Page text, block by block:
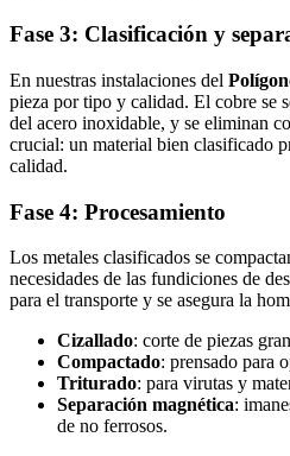
Fase 3: Clasificación y
En nuestras instalaciones del
pieza por tipo y calidad. El cobre se
del acero inoxidable, y se eliminan
crucial: un material bien clasificado
calidad.
Fase 4: Procesamiento
Los metales clasificados se
necesidades de las fundiciones de
para el transporte y se asegura la
Cizallado: corte de piezas
Compactado: prensado para
Triturado: para virutas y
Separación magnética:
de no ferrosos.